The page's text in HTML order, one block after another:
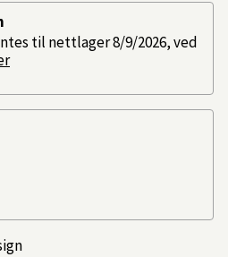
til nettlager 8/9/2026, ved